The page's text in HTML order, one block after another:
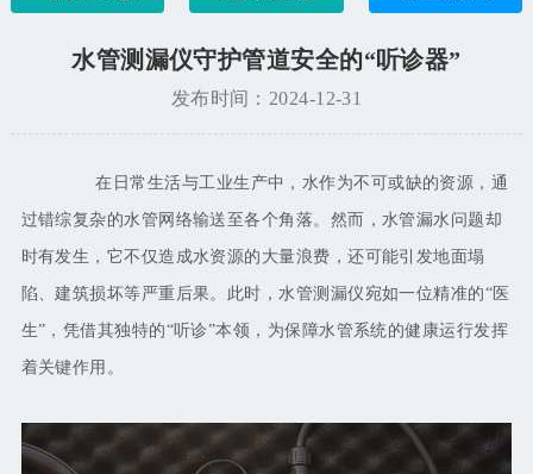
水管测漏仪守护管道安全的“听诊器”
发布时间：2024-12-31
在日常生活与工业生产中，水作为不可或缺的资源，通
过错综复杂的水管网络输送至各个角落。然而，水管漏水问题却
时有发生，它不仅造成水资源的大量浪费，还可能引发地面塌
陷、建筑损坏等严重后果。此时，水管测漏仪宛如一位精准的“医
生”，凭借其独特的“听诊”本领，为保障水管系统的健康运行发挥
着关键作用。